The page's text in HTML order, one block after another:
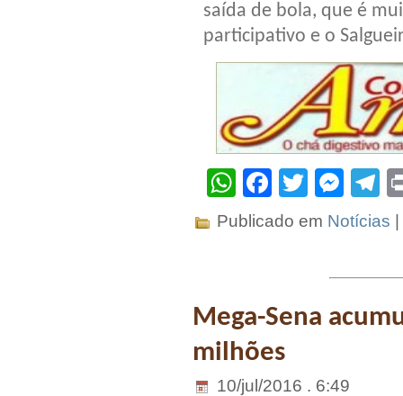
saída de bola, que é
participativo e o
WhatsApp
Facebook
Twitter
Publicado em Notícias
Mega-Sena
milhões
10/jul/2016 . 6:49